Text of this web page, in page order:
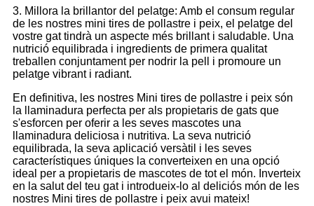
3. Millora la brillantor del pelatge: Amb el consum regular
de les nostres mini tires de pollastre i peix, el pelatge del
vostre gat tindrà un aspecte més brillant i saludable. Una
nutrició equilibrada i ingredients de primera qualitat
treballen conjuntament per nodrir la pell i promoure un
pelatge vibrant i radiant.
En definitiva, les nostres Mini tires de pollastre i peix són
la llaminadura perfecta per als propietaris de gats que
s'esforcen per oferir a les seves mascotes una
llaminadura deliciosa i nutritiva. La seva nutrició
equilibrada, la seva aplicació versàtil i les seves
característiques úniques la converteixen en una opció
ideal per a propietaris de mascotes de tot el món. Inverteix
en la salut del teu gat i introdueix-lo al deliciós món de les
nostres Mini tires de pollastre i peix avui mateix!